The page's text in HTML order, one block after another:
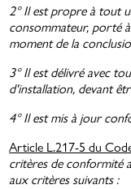
2° Il est propre à tout
consommateur, porté
moment de la
3° Il est délivré avec
d'installation, devant
4° Il est mis à jour
Article L.217-5 du
critères de conformité
aux critères suivants :